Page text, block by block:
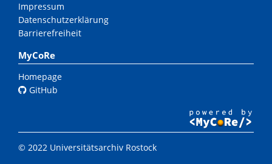
Impressum
Datenschutzerklärung
Barrierefreiheit
MyCoRe
Homepage
GitHub
© 2022 Universitätsarchiv Rostock